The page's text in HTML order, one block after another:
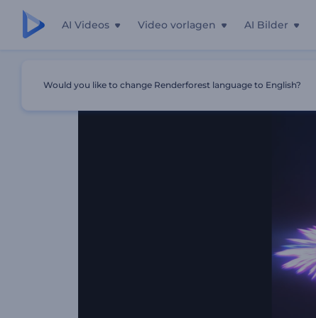
AI Videos Video vorlagen AI Bilder
Would you like to change Renderforest language to English?